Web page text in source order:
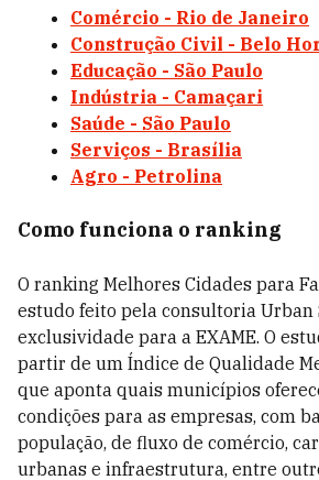
Comércio - Rio de Janeiro
Construção Civil - Belo
Educação - São Paulo
Indústria - Camaçari
Saúde - São Paulo
Serviços - Brasília
Agro - Petrolina
Como funciona o ranking
O ranking Melhores Cidades para
estudo feito pela consultoria Urban
exclusividade para a EXAME. O
partir de um Índice de Qualidade
que aponta quais municípios
condições para as empresas, com
população, de fluxo de comércio,
urbanas e infraestrutura, entre